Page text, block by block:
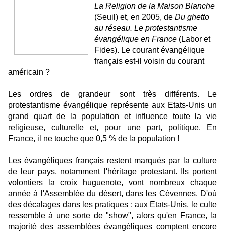
La Religion de la Maison Blanche
(Seuil) et, en 2005, de Du ghetto
au réseau. Le protestantisme
évangélique en France (Labor et
Fides). Le courant évangélique
français est-il voisin du courant
américain ?
Les ordres de grandeur sont très différents. Le
protestantisme évangélique représente aux Etats-Unis un
grand quart de la population et influence toute la vie
religieuse, culturelle et, pour une part, politique. En
France, il ne touche que 0,5 % de la population !
Les évangéliques français restent marqués par la culture
de leur pays, notamment l'héritage protestant. Ils portent
volontiers la croix huguenote, vont nombreux chaque
année à l'Assemblée du désert, dans les Cévennes. D'où
des décalages dans les pratiques : aux Etats-Unis, le culte
ressemble à une sorte de "show", alors qu'en France, la
majorité des assemblées évangéliques comptent encore